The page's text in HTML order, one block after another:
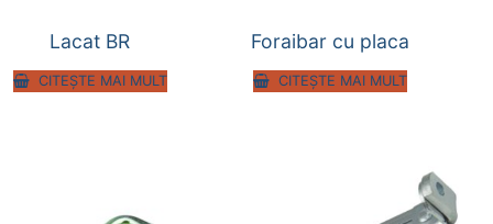
Lacat BR
CITEȘTE MAI MULT
Foraibar cu placa
CITEȘTE MAI MULT